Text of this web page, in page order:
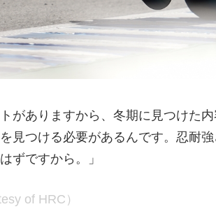
トがありますから、冬期に見つけた
見つける必要があるんです。忍耐
ずですから。」
of HRC）